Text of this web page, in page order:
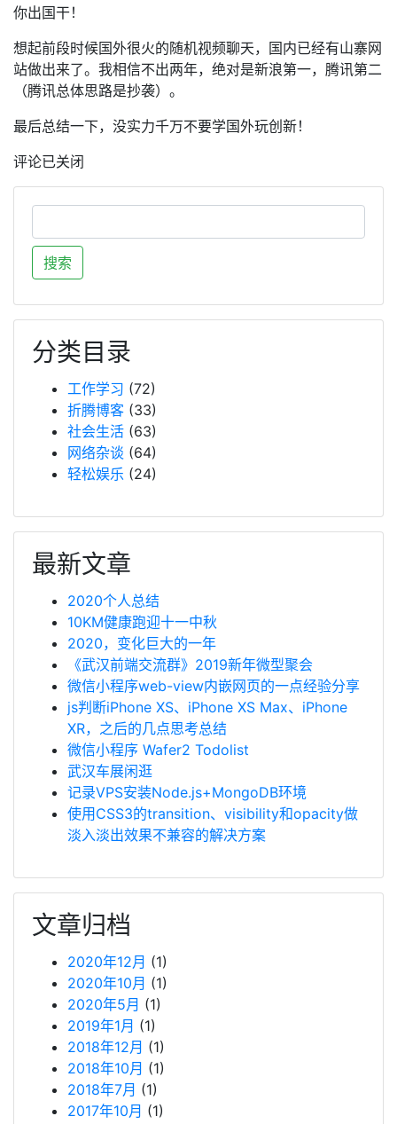
你出国干！
想起前段时候国外很火的随机视频聊天，国内已经有山寨网
站做出来了。我相信不出两年，绝对是新浪第一，腾讯第二
（腾讯总体思路是抄袭）。
最后总结一下，没实力千万不要学国外玩创新！
评论已关闭
分类目录
工作学习 (72)
折腾博客 (33)
社会生活 (63)
网络杂谈 (64)
轻松娱乐 (24)
最新文章
2020个人总结
10KM健康跑迎十一中秋
2020，变化巨大的一年
《武汉前端交流群》2019新年微型聚会
微信小程序web-view内嵌网页的一点经验分享
js判断iPhone XS、iPhone XS Max、iPhone
XR，之后的几点思考总结
微信小程序 Wafer2 Todolist
武汉车展闲逛
记录VPS安装Node.js+MongoDB环境
使用CSS3的transition、visibility和opacity做
淡入淡出效果不兼容的解决方案
文章归档
2020年12月 (1)
2020年10月 (1)
2020年5月 (1)
2019年1月 (1)
2018年12月 (1)
2018年10月 (1)
2018年7月 (1)
2017年10月 (1)